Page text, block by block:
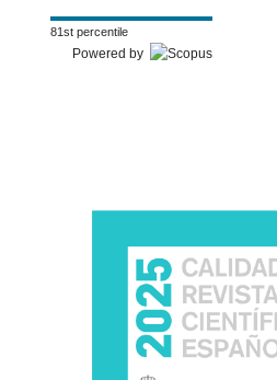
81st percentile
Powered by